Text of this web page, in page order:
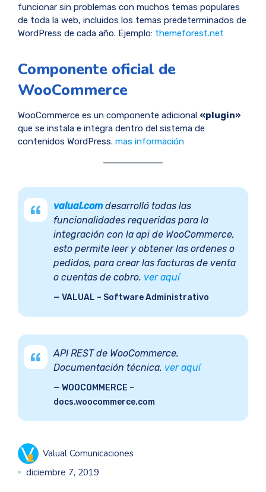
funcionar sin problemas con muchos temas populares
de toda la web, incluidos los temas predeterminados de
WordPress de cada año. Ejemplo: themeforest.net
Componente oficial de
WooCommerce
WooCommerce es un componente adicional «plugin»
que se instala e integra dentro del sistema de
contenidos WordPress. mas información
valual.comdesarrolló todas las
funcionalidades requeridas para la
integración con la api de WooCommerce,
esto permite leer y obtener las ordenes o
pedidos, para crear las facturas de venta
o cuentas de cobro. ver aquí
VALUAL – Software Administrativo
API REST de WooCommerce.
Documentación técnica. ver aquí
WOOCOMMERCE –
docs.woocommerce.com
Valual Comunicaciones
diciembre 7, 2019